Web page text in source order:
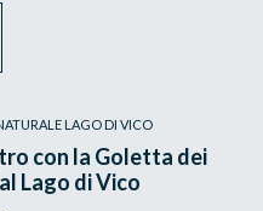
LAGO DI VICO
con la Goletta dei
Lago di Vico